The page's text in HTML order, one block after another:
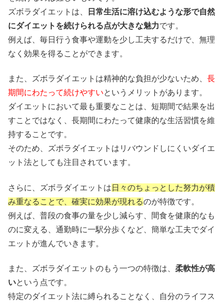
ズボラダイエットは、
日常生活に溶け込むような形で自然
にダイエットを続けられる点が大きな魅力です。
例えば、毎日行う食事や運動を少し工夫するだけで、無理
なく効果を得ることができます。
また、ズボラダイエットは精神的な負担が少ないため、 長
期間にわたって続けやすいというメリットがあります。
ダイエットにおいて最も重要なことは、短期間で結果を出
すことではなく、長期間にわたって健康的な生活習慣を維
持することです。
そのため、ズボラダイエットはリバウンドしにくいダイエ
ット法としても注目されています。
さらに、ズボラダイエットは 日々のちょっとした努力が積
み重なることで、確実に効果が現れるのが特徴です。
例えば、普段の食事の量を少し減らす、間食を健康的なも
のに変える、通勤時に一駅分歩くなど、簡単な工夫でダイ
エットが進んでいきます。
また、ズボラダイエットのもう一つの特徴は、 柔軟性が高
いという点です。
特定のダイエット法に縛られることなく、自分のライフス